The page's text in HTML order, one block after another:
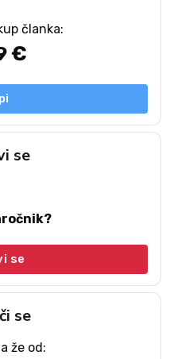
članka:
€
se
se
se
že od: